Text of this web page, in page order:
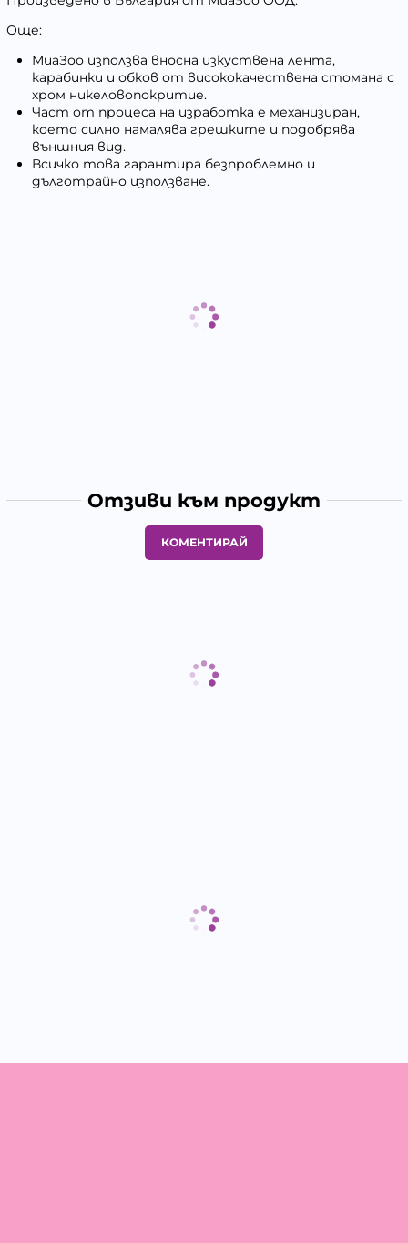
Още:
МиаЗоо използва вносна изкуствена лента,
карабинки и обков от висококачествена стомана с
хром никеловопокритие.
Част от процеса на изработка е механизиран,
което силно намалява грешките и подобрява
външния вид.
Всичко това гарантира безпроблемно и
дълготрайно използване.
Отзиви към продукт
КОМЕНТИРАЙ